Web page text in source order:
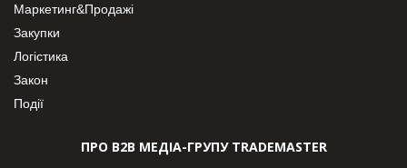
Маркетинг&Продажі
Закупки
Логістика
Закон
Події
ПРО В2В МЕДІА-ГРУПУ TRADEMASTER